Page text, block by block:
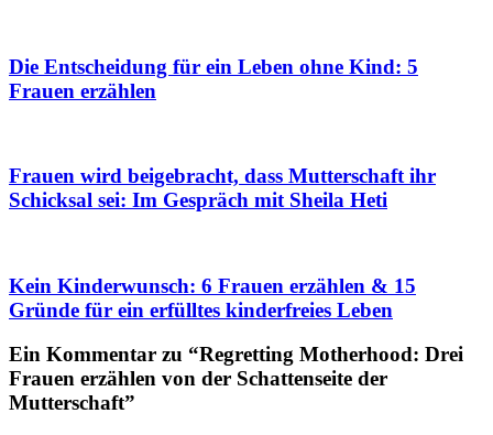
Die Entscheidung für ein Leben ohne Kind: 5
Frauen erzählen
Frauen wird beigebracht, dass Mutterschaft ihr
Schicksal sei: Im Gespräch mit Sheila Heti
Kein Kinderwunsch: 6 Frauen erzählen & 15
Gründe für ein erfülltes kinderfreies Leben
Ein Kommentar zu “Regretting Motherhood: Drei
Frauen erzählen von der Schattenseite der
Mutterschaft”